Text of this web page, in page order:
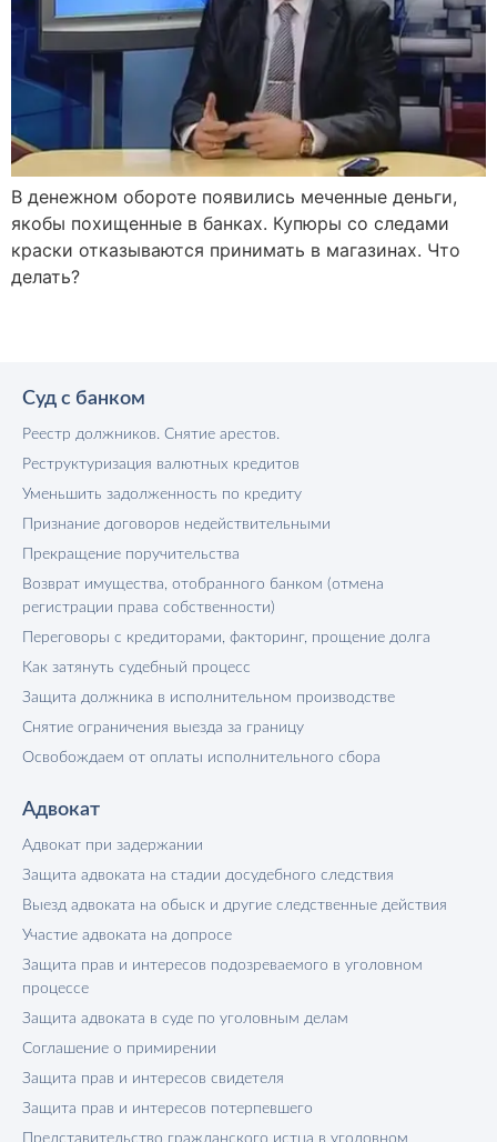
В денежном обороте появились меченные деньги,
якобы похищенные в банках. Купюры со следами
краски отказываются принимать в магазинах. Что
делать?
Суд с банком
Реестр должников. Снятие арестов.
Реструктуризация валютных кредитов
Уменьшить задолженность по кредиту
Признание договоров недействительными
Прекращение поручительства
Возврат имущества, отобранного банком (отмена
регистрации права собственности)
Переговоры с кредиторами, факторинг, прощение долга
Как затянуть судебный процесс
Защита должника в исполнительном производстве
Снятие ограничения выезда за границу
Освобождаем от оплаты исполнительного сбора
Адвокат
Адвокат при задержании
Защита адвоката на стадии досудебного следствия
Выезд адвоката на обыск и другие следственные действия
Участие адвоката на допросе
Защита прав и интересов подозреваемого в уголовном
процессе
Защита адвоката в суде по уголовным делам
Соглашение о примирении
Защита прав и интересов свидетеля
Защита прав и интересов потерпевшего
Представительство гражданского истца в уголовном